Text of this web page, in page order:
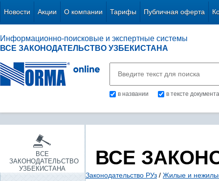
Новости Акции О компании Тарифы Публичная оферта
Информационно-поисковые и экспертные системы
ВСЕ ЗАКОНОДАТЕЛЬСТВО УЗБЕКИСТАНА
в названии в тексте документа
ВСЕ
ЗАКОНОДАТЕЛЬСТВО
УЗБЕКИСТАНА
ВСЕ
Законодательство РУз / Жилые и